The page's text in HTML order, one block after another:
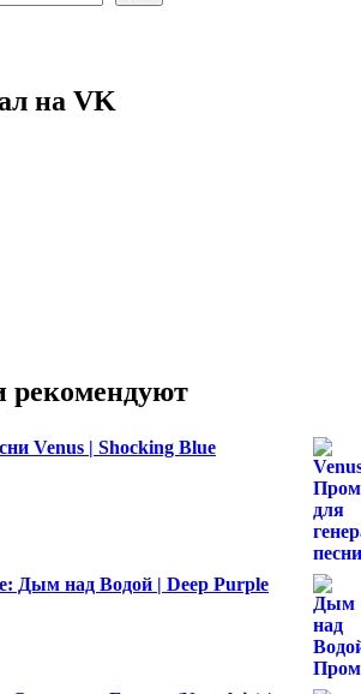
на VK
рекомендуют
Venus | Shocking Blue
Дым над Водой | Deep Purple